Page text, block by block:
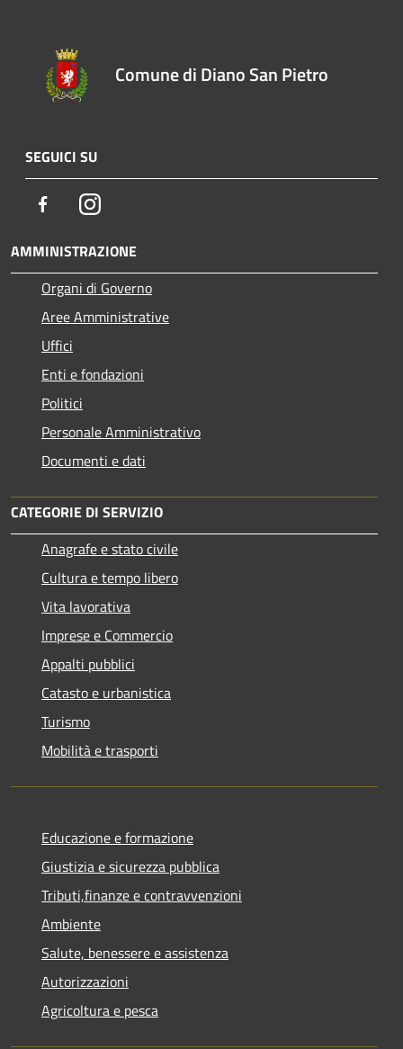
Comune di Diano San Pietro
SEGUICI SU
FacebookInstagram
AMMINISTRAZIONE
Organi di Governo
Aree Amministrative
Uffici
Enti e fondazioni
Politici
Personale Amministrativo
Documenti e dati
CATEGORIE DI SERVIZIO
Anagrafe e stato civile
Cultura e tempo libero
Vita lavorativa
Imprese e Commercio
Appalti pubblici
Catasto e urbanistica
Turismo
Mobilità e trasporti
Educazione e formazione
Giustizia e sicurezza pubblica
Tributi,finanze e contravvenzioni
Ambiente
Salute, benessere e assistenza
Autorizzazioni
Agricoltura e pesca